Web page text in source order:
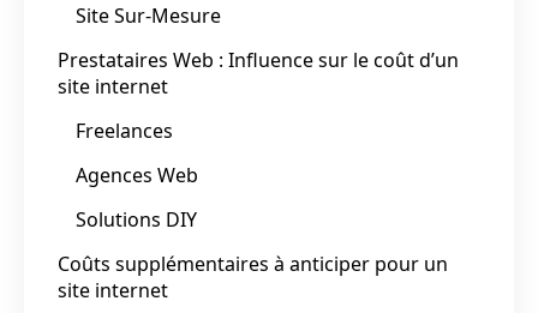
Site Sur-Mesure
Prestataires Web : Influence sur le coût d’un
site internet
Freelances
Agences Web
Solutions DIY
Coûts supplémentaires à anticiper pour un
site internet